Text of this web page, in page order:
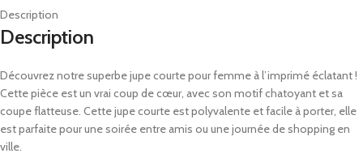
Description
Description
Découvrez notre superbe jupe courte pour femme à l’imprimé éclatant !
Cette pièce est un vrai coup de cœur, avec son motif chatoyant et sa
coupe flatteuse. Cette jupe courte est polyvalente et facile à porter, elle
est parfaite pour une soirée entre amis ou une journée de shopping en
ville.